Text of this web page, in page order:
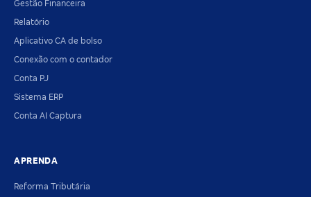
Gestão Financeira
Relatório
Aplicativo CA de bolso
Conexão com o contador
Conta PJ
Sistema ERP
Conta AI Captura
APRENDA
Reforma Tributária